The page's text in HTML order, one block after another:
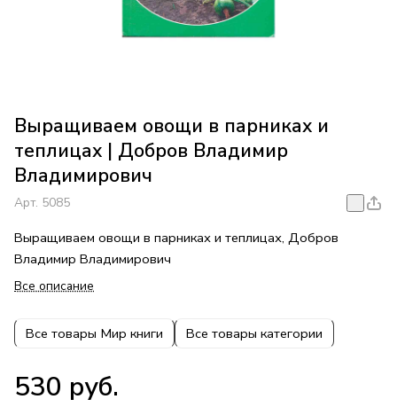
Выращиваем овощи в парниках и
теплицах | Добров Владимир
Владимирович
Арт. 5085
Выращиваем овощи в парниках и теплицах, Добров
Владимир Владимирович
Все описание
Все товары Мир книги Все товары категории
530 руб.